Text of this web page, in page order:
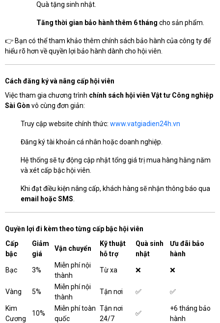
Quà tặng sinh nhật.
Tăng thời gian bảo hành thêm 6 tháng cho sản phẩm.
👉 Bạn có thể tham khảo thêm chính sách bảo hành của công tyđể
hiểu rõ hơn về quyền lợi bảo hành dành cho hội viên.
Cách đăng ký và nâng cấp hội viên
Việc tham gia chương trình chính sách hội viên Vật tư Công nghiệp
Sài Gòn vô cùng đơn giản:
Truy cập website chính thức: www.vatgiadien24h.vn
Đăng ký tài khoản cá nhân hoặc doanh nghiệp.
Hệ thống sẽ tự động cập nhật tổng giá trị mua hàng hằng năm
và xét cấp bậc hội viên.
Khi đạt điều kiện nâng cấp, khách hàng sẽ nhận thông báo qua
email hoặc SMS
Quyền lợi đi kèm theo từng cấp bậc hội viên
Cấp
bậc
Giảm
giá
Vận chuyển
Kỹ thuật
hỗ trợ
Quà sinh
nhật
Ưu đãi bảo
hành
Bạc 3%
Miễn phí nội
thành
Từ xa ❌ ❌
Vàng 5%
Miễn phí nội
thành
Tận nơi ✅ ✅
Kim
Cương
10%
Miễn phí toàn
quốc
Tận nơi
24/7
✅
+6 tháng bảo
hành